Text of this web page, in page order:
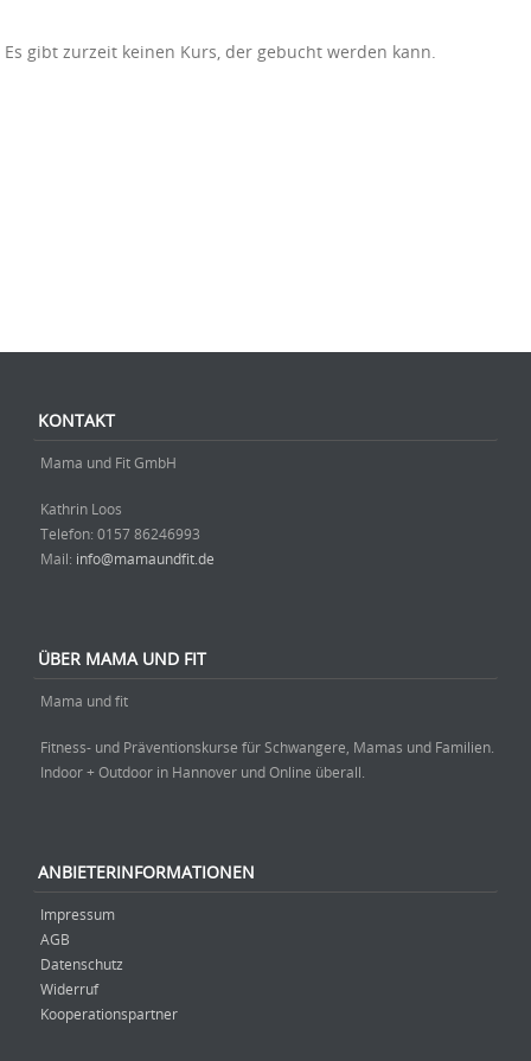
Es gibt zurzeit keinen Kurs, der gebucht werden kann.
KONTAKT
Mama und Fit GmbH
Kathrin Loos
Telefon: ‭0157 86246993‬
Mail: info@mamaundfit.de
ÜBER MAMA UND FIT
Mama und fit
Fitness- und Präventionskurse für Schwangere, Mamas und Familien.
Indoor + Outdoor in Hannover und Online überall.
ANBIETERINFORMATIONEN
Impressum
AGB
Datenschutz
Widerruf
Kooperationspartner